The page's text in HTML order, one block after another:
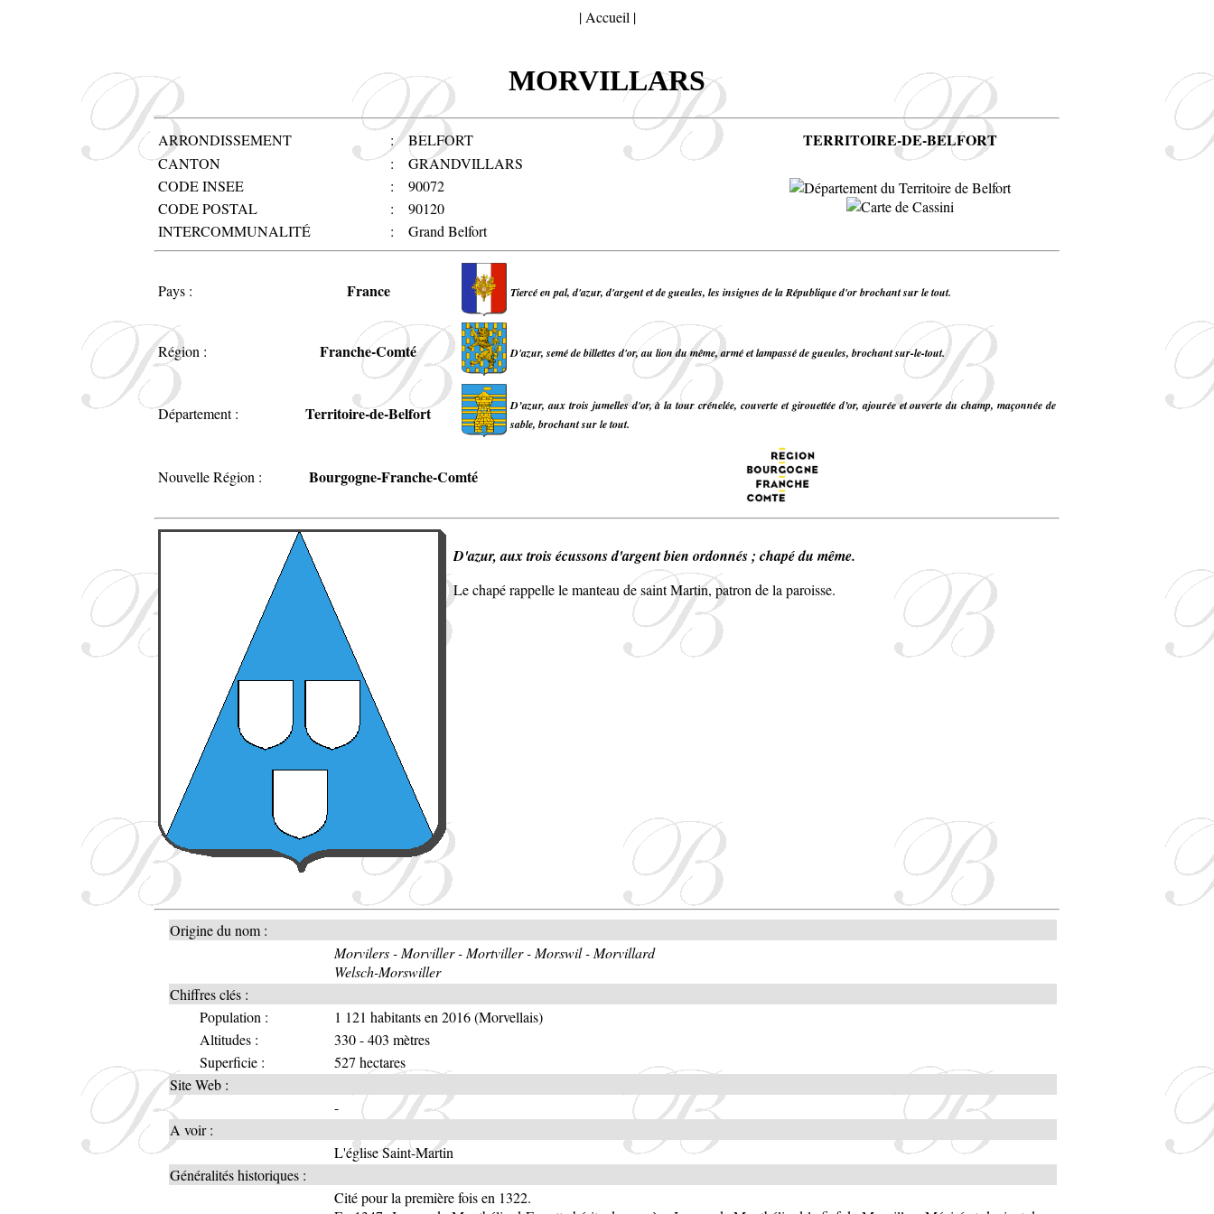
| Accueil |
MORVILLARS
ARRONDISSEMENT : BELFORT TERRITOIRE-DE-BELFORT
CANTON :
GRANDVILLARS
CODE INSEE
:
90072
CODE POSTAL
:
90120
INTERCOMMUNALITÉ
: Grand Belfort
Pays : France Tiercé en pal, d'azur, d'argent et de gueules, les insignes de la République d'or brochant sur le tout.
Région : Franche-Comté D'azur, semé de billettes d'or, au lion du même, armé et lampassé de gueules, brochant sur-le-tout.
Département : Territoire-de-Belfort
D’azur, aux trois jumelles d'or, à la tour crénelée, couverte et girouettée d’or, ajourée et ouverte du champ, maçonnée de
sable, brochant sur le tout.
Nouvelle Région : Bourgogne-Franche-Comté
D'azur, aux trois écussons d'argent bien ordonnés ; chapé du même.
Le chapé rappelle le manteau de saint Martin, patron de la paroisse.
Origine du nom :
Morvilers - Morviller - Mortviller - Morswil - Morvillard
Welsch-Morswiller
Chiffres clés :
Population :
1 121 habitants en 2016 (Morvellais)
Altitudes :
330 - 403 mètres
Superficie :
527 hectares
Site Web :
-
A voir :
L'église Saint-Martin
Généralités historiques :
Cité pour la première fois en 1322.